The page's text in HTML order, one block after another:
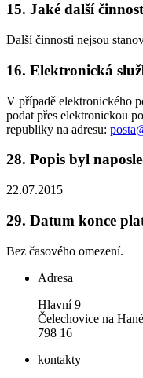
15. Jaké další
Další činnosti nejsou
16. Elektronická
V případě elektronického
podat přes elektronickou
republiky na adresu:
28. Popis byl
22.07.2015
29. Datum konce
Bez časového omezení.
Adresa
Hlavní 9
Čelechovice na Hané
798 16
kontakty